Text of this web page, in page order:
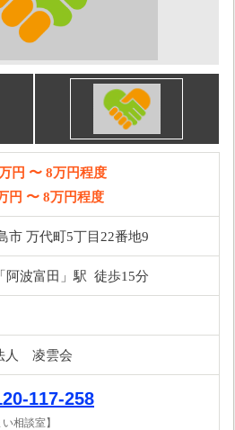
円 〜 8万円程度
円 〜 8万円程度
市 万代町5丁目22番地9
阿波富田」駅 徒歩15分
人 凌雲会
117-258
相談室】